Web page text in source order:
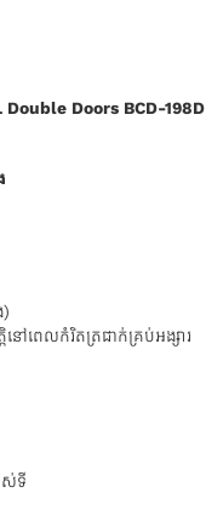
Double Doors BCD-198D
)
តិនៅពេលកំរិតត្រជាក់គ្រប់អង្សារ
ស់ទី